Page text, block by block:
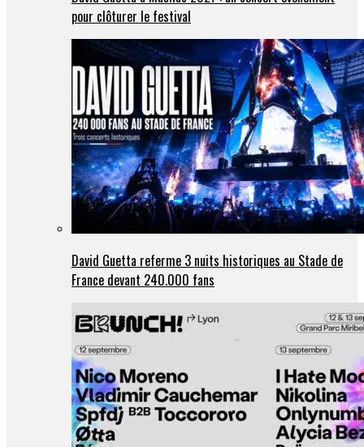
pour clôturer le festival
David Guetta referme 3 nuits historiques au Stade de
France devant 240.000 fans